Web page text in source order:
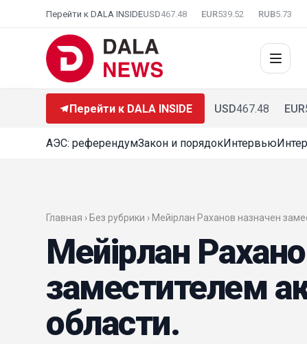
Перейти к DALA INSIDEUSD467.48 EUR539.52 RUB5.73
Перейти к DALA INSIDE USD467.48 EUR
АЭС: референдумЗакон и порядокИнтервью
Главная › Без рубрики › Мейірлан Раханов назначен
Мейірлан
заместителем
области.